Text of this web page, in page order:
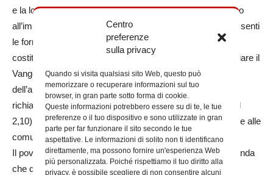
Centro
preferenze
sulla privacy
Quando si visita qualsiasi sito Web, questo può
memorizzare o recuperare informazioni sul tuo
browser, in gran parte sotto forma di cookie.
Queste informazioni potrebbero essere su di te, le tue
preferenze o il tuo dispositivo e sono utilizzate in gran
parte per far funzionare il sito secondo le tue
aspettative. Le informazioni di solito non ti identificano
direttamente, ma possono fornire un'esperienza Web
più personalizzata. Poiché rispettiamo il tuo diritto alla
privacy, è possibile scegliere di non consentire alcuni
e la loro condizione di debolezza che si spinge spesso fino
all’impotenza, specialmente in quei contesti in cui sono assenti
le forme più elementari di tutela sociale, hanno sempre
costituito un richiamo per la Chiesa impegnata ad annunciare il
Vangelo. Il Papa ricorda che il criterio di autenticità
dell’annuncio della buona Notizia è ricordarsi dei poveri, e
richiama ciò che scrive Paolo nella lettera ai Galati (cf Gal
2,10), dove riferisce l’appello della Chiesa di Gerusalemme alle
comunità dell’Asia Minore.
Il povero, per la sua condizione, è il portatore di una domanda
che da ultimo trova e troverà nel Signore un ascoltatore